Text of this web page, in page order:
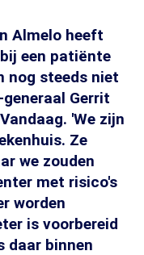
Almelo heeft
een patiënte
nog steeds niet
Gerrit
'We zijn
Ze
we zouden
met risico's
worden
is voorbereid
daar binnen